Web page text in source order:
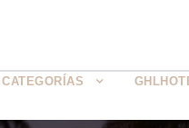
CATEGORÍAS